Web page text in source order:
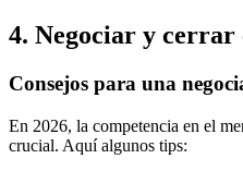
4. Negociar y cerrar
Consejos para una
En 2026, la competencia en el
crucial. Aquí algunos tips: